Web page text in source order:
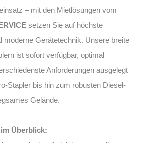
– mit den Mietlösungen vom
setzen Sie auf höchste
moderne Gerätetechnik. Unsere breite
ist sofort verfügbar, optimal
Anforderungen ausgelegt
Stapler bis hin zum robusten Diesel-
Gelände.
Überblick: